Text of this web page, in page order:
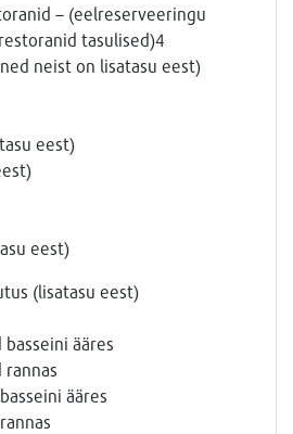
– (eelreserveeringu
tasulised)4
neist on lisatasu eest)
eest)
eest)
(lisatasu eest)
ääres
rannas
ääres